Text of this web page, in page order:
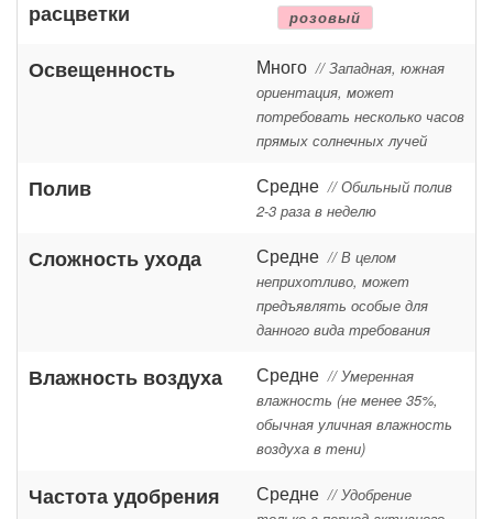
расцветки
розовый
Освещенность Много // Западная, южная
ориентация, может
потребовать несколько часов
прямых солнечных лучей
Полив Средне // Обильный полив
2-3 раза в неделю
Сложность ухода Средне // В целом
неприхотливо, может
предъявлять особые для
данного вида требования
Влажность воздуха Средне // Умеренная
влажность (не менее 35%,
обычная уличная влажность
воздуха в тени)
Частота удобрения Средне // Удобрение